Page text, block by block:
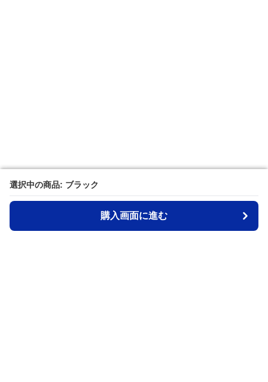
選択中の商品: ブラック
購入画面に進む
選択中の商品: ブラック
購入画面に進む